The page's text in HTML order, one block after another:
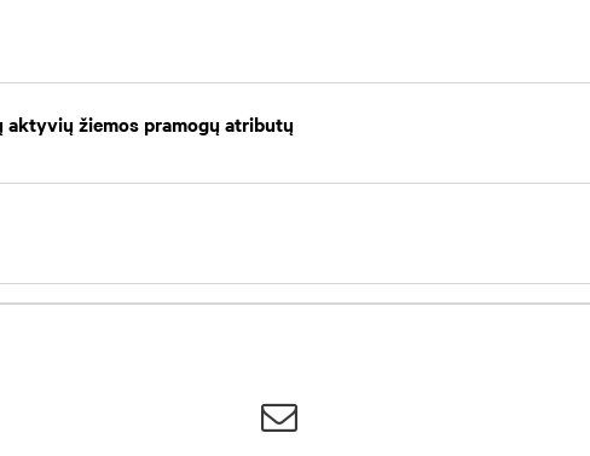
aktyvių žiemos pramogų atributų